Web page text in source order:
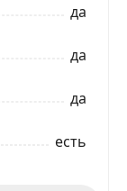
да
да
да
есть